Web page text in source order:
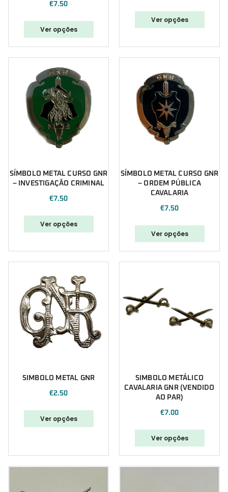
€7.50
Ver opções
Ver opções
SÍMBOLO METAL CURSO GNR
– INVESTIGAÇÃO CRIMINAL
€7.50
Ver opções
SÍMBOLO METAL CURSO GNR
– ORDEM PÚBLICA
CAVALARIA
€7.50
Ver opções
SIMBOLO METAL GNR
€2.50
Ver opções
SIMBOLO METÁLICO
CAVALARIA GNR (VENDIDO
AO PAR)
€7.00
Ver opções